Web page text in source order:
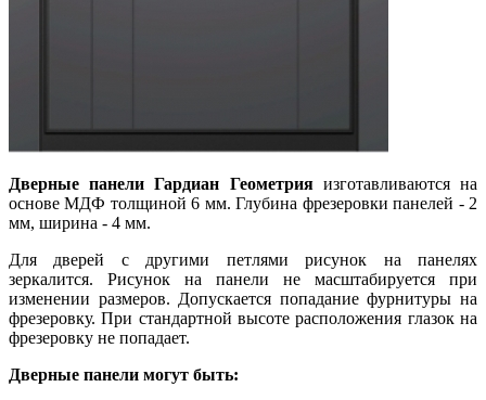
Дверные панели Гардиан Геометрияизготавливаются на
основе МДФ толщиной 6 мм. Глубина фрезеровки панелей - 2
мм, ширина - 4 мм.
Для дверей с другими петлями рисунок на панелях
зеркалится. Рисунок на панели не масштабируется при
изменении размеров. Допускается попадание фурнитуры на
фрезеровку. При стандартной высоте расположения глазок на
фрезеровку не попадает.
Дверные панели могут быть: